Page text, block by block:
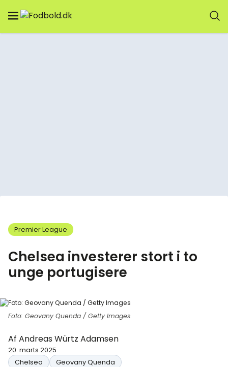
Premier League
Chelsea investerer stort i to
unge portugisere
Foto: Geovany Quenda / Getty Images
Af Andreas Würtz Adamsen
20. marts 2025
Chelsea
Geovany Quenda